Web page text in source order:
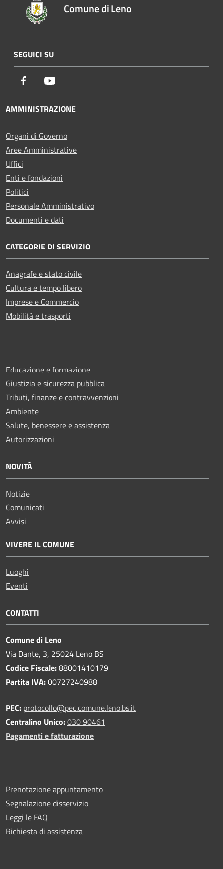
Comune di Leno
SEGUICI SU
Facebook
AMMINISTRAZIONE
Organi di Governo
Aree Amministrative
Uffici
Enti e fondazioni
Politici
Personale Amministrativo
Documenti e dati
CATEGORIE DI SERVIZIO
Anagrafe e stato civile
Cultura e tempo libero
Imprese e Commercio
Mobilità e trasporti
Educazione e formazione
Giustizia e sicurezza pubblica
Tributi, finanze e contravvenzioni
Ambiente
Salute, benessere e assistenza
Autorizzazioni
NOVITÀ
Notizie
Comunicati
Avvisi
VIVERE IL COMUNE
Luoghi
Eventi
CONTATTI
Comune di Leno
Via Dante, 3, 25024 Leno BS
Codice Fiscale:88001410179
Partita IVA:00727240988
PEC: protocollo@pec.comune.leno.bs.it
Centralino Unico:030 90461
Pagamenti e fatturazione
Prenotazione appuntamento
Segnalazione disservizio
Leggi le FAQ
Richiesta di assistenza